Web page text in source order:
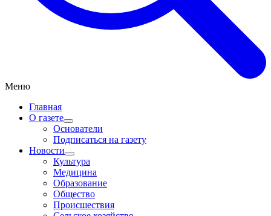
Меню
Главная
О газете
Основатели
Подписаться на газету
Новости
Культура
Медицина
Образование
Общество
Происшествия